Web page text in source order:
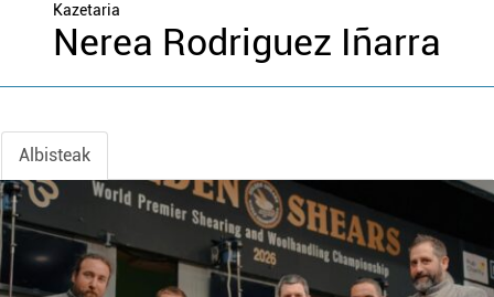
Kazetaria
Nerea Rodriguez Iñarra
Albisteak